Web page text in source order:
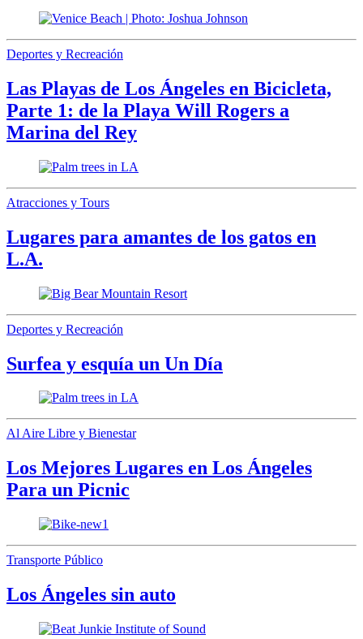
Deportes y Recreación
Las Playas de Los Ángeles en Bicicleta,
Parte 1: de la Playa Will Rogers a
Marina del Rey
Atracciones y Tours
Lugares para amantes de los gatos en
L.A.
Deportes y Recreación
Surfea y esquía un Un Día
Al Aire Libre y Bienestar
Los Mejores Lugares en Los Ángeles
Para un Picnic
Transporte Público
Los Ángeles sin auto